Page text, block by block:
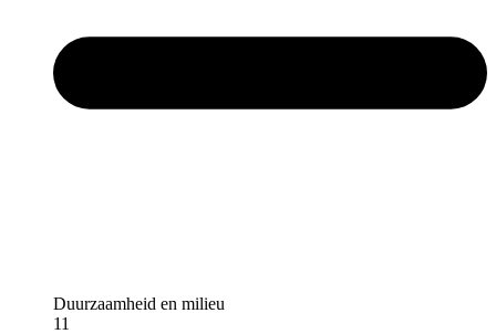
Duurzaamheid en milieu
11